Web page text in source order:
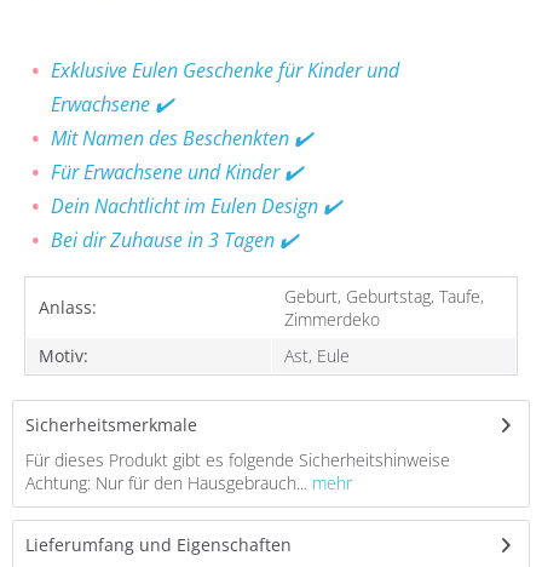
Exklusive Eulen Geschenke für Kinder und
Erwachsene ✔️
Mit Namen des Beschenkten ✔️
Für Erwachsene und Kinder ✔️
Dein Nachtlicht im Eulen Design ✔️
Bei dir Zuhause in 3 Tagen ✔️
Anlass:
Geburt, Geburtstag, Taufe,
Zimmerdeko
Motiv:
Ast, Eule
Sicherheitsmerkmale
Für dieses Produkt gibt es folgende Sicherheitshinweise
Achtung: Nur für den Hausgebrauch... mehr
Lieferumfang und Eigenschaften